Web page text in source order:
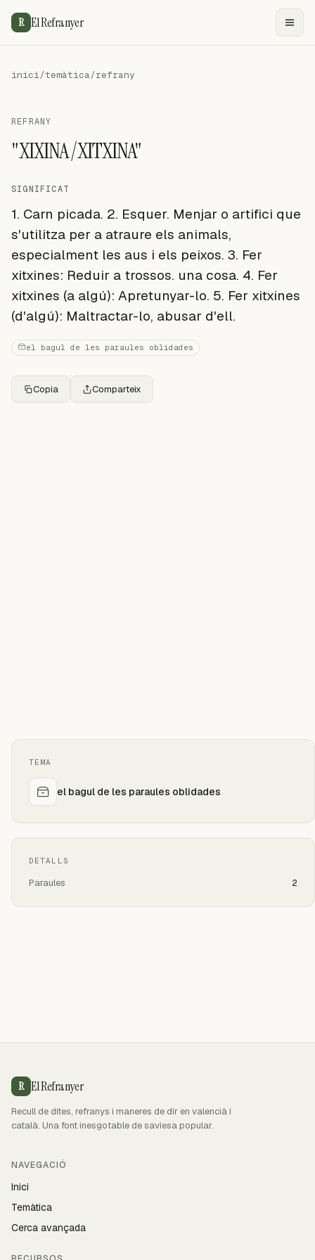
R El Refranyer
inici/temàtica/refrany
REFRANY
"XIXINA /XITXINA"
SIGNIFICAT
1. Carn picada. 2. Esquer. Menjar o artifici que
s'utilitza per a atraure els animals,
especialment les aus i els peixos. 3. Fer
xitxines: Reduir a trossos. una cosa. 4. Fer
xitxines (a algú): Apretunyar-lo. 5. Fer xitxines
(d'algú): Maltractar-lo, abusar d'ell.
el bagul de les paraules oblidades
Copia Comparteix
TEMA
el bagul de les paraules oblidades
DETALLS
Paraules 2
R El Refranyer
Recull de dites, refranys i maneres de dir en valencià i
català. Una font inesgotable de saviesa popular.
NAVEGACIÓ
Inici
Temàtica
Cerca avançada